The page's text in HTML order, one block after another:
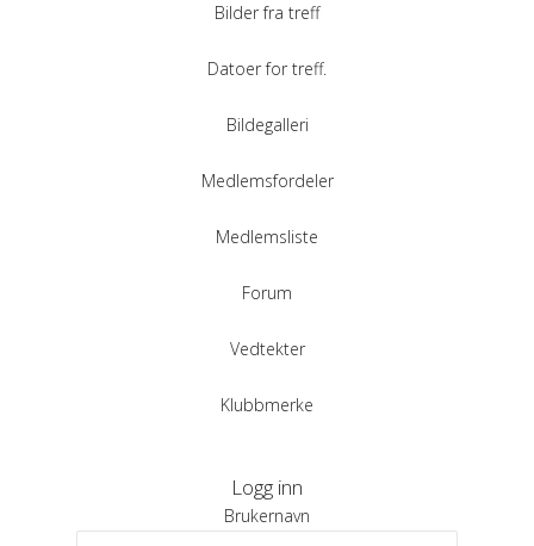
Bilder fra treff
Datoer for treff.
Bildegalleri
Medlemsfordeler
Medlemsliste
Forum
Vedtekter
Klubbmerke
Logg inn
Brukernavn